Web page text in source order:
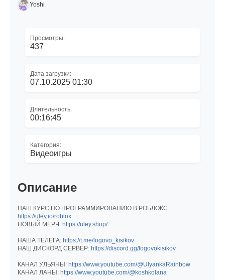
Yoshi
Просмотры:
437
Дата загрузки:
07.10.2025 01:30
Длительность:
00:16:45
Категория:
Видеоигры
Описание
НАШ КУРС ПО ПРОГРАММИРОВАНИЮ В РОБЛОКС:
https://uley.io/roblox
НОВЫЙ МЕРЧ: https://uley.shop/
НАША ТЕЛЕГА: https://t.me/logovo_kisikov
НАШ ДИСКОРД СЕРВЕР: https://discord.gg/logovokisikov
КАНАЛ УЛЬЯНЫ: https://www.youtube.com/@UlyankaRainbow
КАНАЛ ЛАНЫ: https://www.youtube.com/@koshkolana